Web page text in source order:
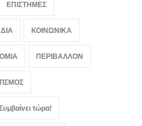
ΕΠΙΣΤΗΜΕΣ
ΚΟΙΝΩΝΙΚΑ
ΠΕΡΙΒΑΛΛΟΝ
τώρα!